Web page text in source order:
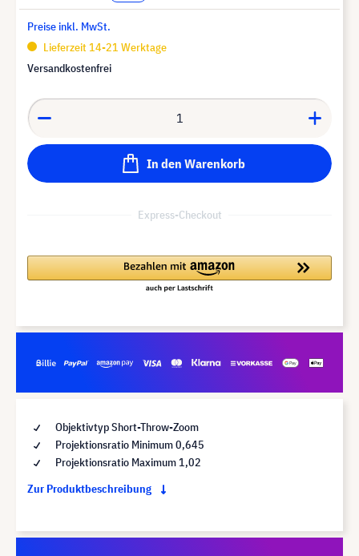
Preise inkl. MwSt.
Lieferzeit 14-21 Werktage
Versandkostenfrei
In den Warenkorb
Express-Checkout
Objektivtyp Short-Throw-Zoom
Projektionsratio Minimum 0,645
Projektionsratio Maximum 1,02
Zur Produktbeschreibung